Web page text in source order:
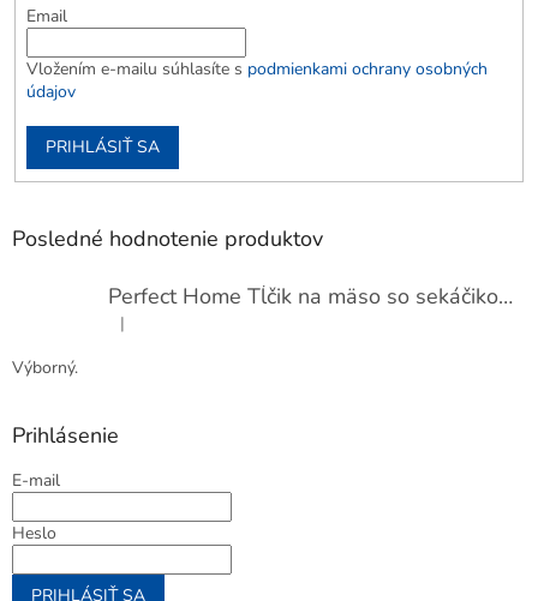
Email
Vložením e-mailu súhlasíte s podmienkami ochrany osobných
údajov
PRIHLÁSIŤ SA
Posledné hodnotenie produktov
Perfect Home Tĺčik na mäso so sekáčikom, 56893
Hodnotenie produktu je 5 z 5 hviezdičiek.
|
Výborný.
Prihlásenie
E-mail
Heslo
PRIHLÁSIŤ SA